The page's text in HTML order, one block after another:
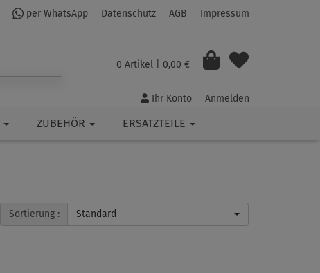
per WhatsApp Datenschutz AGB Impressum
0 Artikel | 0,00 €
Ihr Konto Anmelden
ZUBEHÖR ERSATZTEILE
Sortierung : Standard